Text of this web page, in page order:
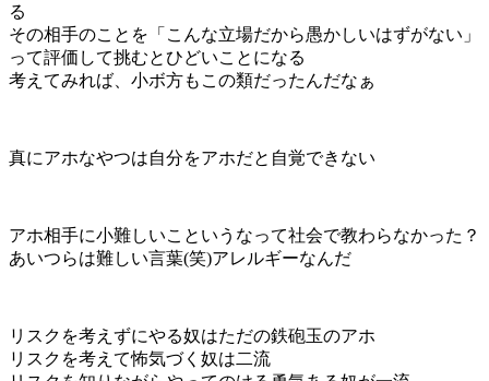
る
その相手のことを「こんな立場だから愚かしいはずがない」
って評価して挑むとひどいことになる
考えてみれば、小ボ方もこの類だったんだなぁ
真にアホなやつは自分をアホだと自覚できない
アホ相手に小難しいこというなって社会で教わらなかった？
あいつらは難しい言葉(笑)アレルギーなんだ
リスクを考えずにやる奴はただの鉄砲玉のアホ
リスクを考えて怖気づく奴は二流